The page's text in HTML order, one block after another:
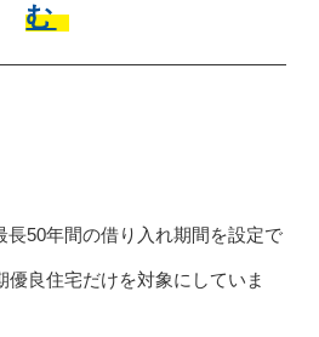
む
長50年間の借り入れ期間を設定で
優良住宅だけを対象にしていま